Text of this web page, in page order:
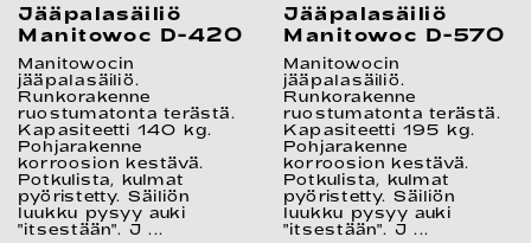
Jääpalasäiliö
Manitowoc D-420
Manitowocin
jääpalasäiliö.
Runkorakenne
ruostumatonta terästä.
Kapasiteetti 140 kg.
Pohjarakenne
korroosion kestävä.
Potkulista, kulmat
pyöristetty. Säiliön
luukku pysyy auki
"itsestään". J ...
Jääpalasäiliö
Manitowoc D-570
Manitowocin
jääpalasäiliö.
Runkorakenne
ruostumatonta terästä.
Kapasiteetti 195 kg.
Pohjarakenne
korroosion kestävä.
Potkulista, kulmat
pyöristetty. Säiliön
luukku pysyy auki
"itsestään". J ...